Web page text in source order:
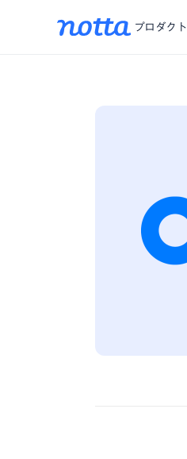
プロダクト
お問合せ
をご紹介。